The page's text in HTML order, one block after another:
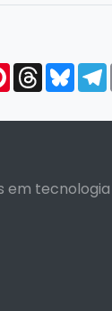
PinterestThreads
tecnologia